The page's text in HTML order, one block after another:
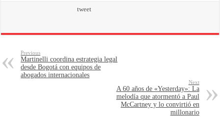
tweet
Previous
Martinelli coordina estrategia legal
desde Bogotá con equipos de
abogados internacionales
Next
A 60 años de «Yesterday»: La
melodía que atormentó a Paul
McCartney y lo convirtió en
millonario